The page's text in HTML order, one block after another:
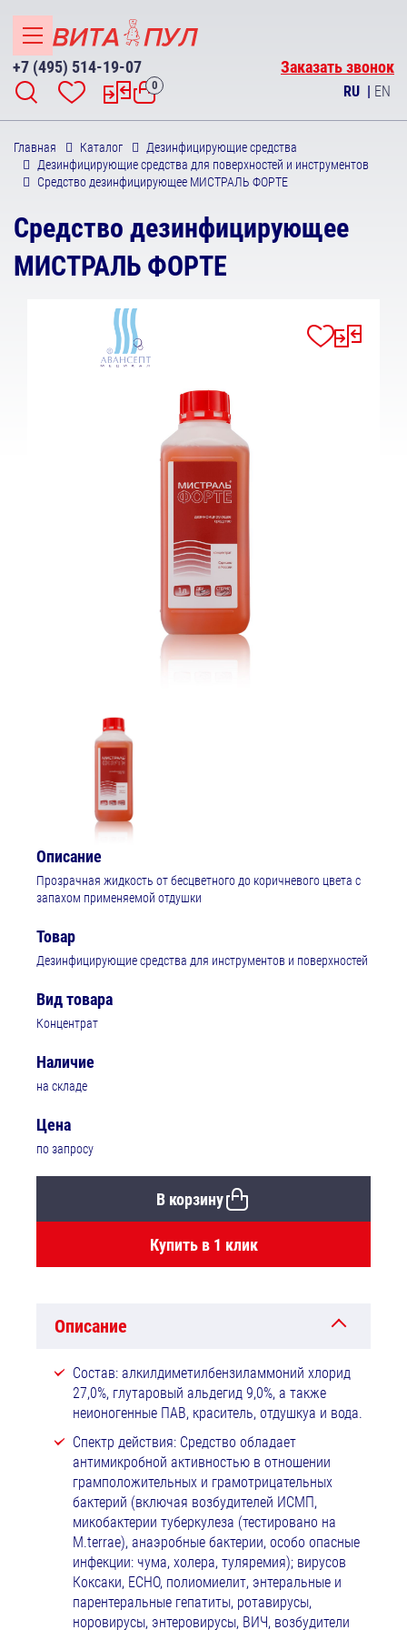
+7 (495) 514-19-07 Заказать звонок
0 RU | EN
Главная Каталог
Дезинфицирующие средства
Дезинфицирующие средства для поверхностей и инструментов
Средство дезинфицирующее МИСТРАЛЬ ФОРТЕ
Средство дезинфицирующее
МИСТРАЛЬ ФОРТЕ
Описание
Прозрачная жидкость от бесцветного до коричневого цвета с
запахом применяемой отдушки
Товар
Дезинфицирующие средства для инструментов и поверхностей
Вид товара
Концентрат
Наличие
на складе
Цена
по запросу
В корзину
Купить в 1 клик
Описание
Состав: алкилдиметилбензиламмоний хлорид
27,0%, глутаровый альдегид 9,0%, а также
неионогенные ПАВ, краситель, отдушкуа и вода.
Спектр действия: Средство обладает
антимикробной активностью в отношении
грамположительных и грамотрицательных
бактерий (включая возбудителей ИСМП,
микобактерии туберкулеза (тестировано на
M.terrae), анаэробные бактерии, особо опасные
инфекции: чума, холера, туляремия); вирусов
Коксаки, ЕСНО, полиомиелит, энтеральные и
парентеральные гепатиты, ротавирусы,
норовирусы, энтеровирусы, ВИЧ, возбудители